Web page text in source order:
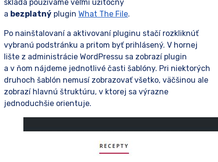
skladá používame veľmi užitočný
a bezplatný plugin What The File.
Po nainštalovaní a aktivovaní pluginu stačí rozkliknúť
vybranú podstránku a pritom byť prihlásený. V hornej
lište z administrácie WordPressu sa zobrazí plugin
a v ňom nájdeme jednotlivé časti šablóny. Pri niektorých
druhoch šablón nemusí zobrazovať všetko, väčšinou ale
zobrazí hlavnú štruktúru, v ktorej sa výrazne
jednoduchšie orientuje.